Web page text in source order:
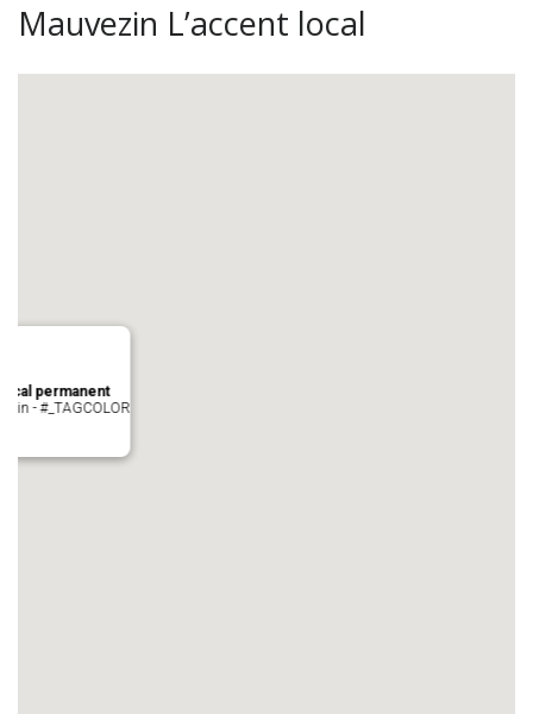
Mauvezin L’accent local
permanent
- #_TAGCOLOR